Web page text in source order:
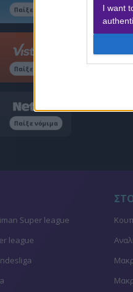
I want
Παίξε νόμιμα
Παίξε νόμιμα
Παίξε νόμιμα
Super league
league